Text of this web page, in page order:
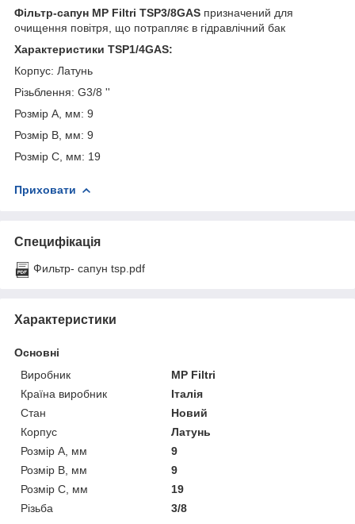
Фільтр-сапун MP Filtri TSP3/8GAS призначений для
очищення повітря, що потрапляє в гідравлічний бак
Характеристики TSP1/4GAS:
Корпус: Латунь
Різьблення: G3/8 ''
Розмір A, мм: 9
Розмір B, мм: 9
Розмір C, мм: 19
Приховати
Специфікація
Фильтр- сапун tsp.pdf
Характеристики
Основні
Виробник
MP Filtri
Країна виробник
Італія
Стан
Новий
Корпус
Латунь
Розмір A, мм
9
Розмір B, мм
9
Розмір C, мм
19
Різьба
3/8